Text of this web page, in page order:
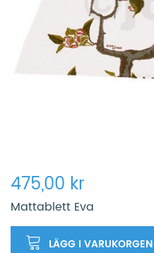
475,00 kr
Mattablett Eva
LÄGG I VARUKORGEN